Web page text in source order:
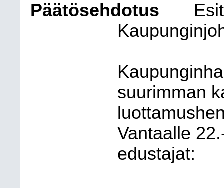
Päätösehdotus
suurimman
Vantaalle
edustajat: